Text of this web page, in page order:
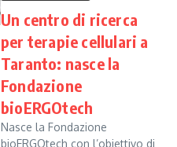
Un centro di ricerca
per terapie cellulari a
Taranto: nasce la
Fondazione
bioERGOtech
Nasce la Fondazione
bioERGOtech con l’obiettivo di